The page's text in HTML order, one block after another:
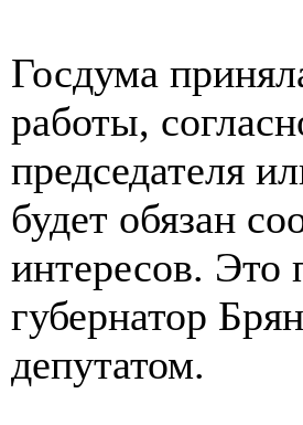
Госдума
работы,
председателя
будет обязан
интересов. Это
губернатор
депутатом.